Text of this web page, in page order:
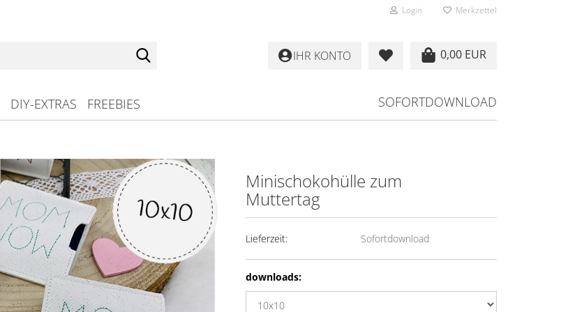
Login Merkzettel
0,00 EUR
IHR KONTO
DIY-EXTRAS FREEBIES SOFORTDOWNLOAD
Minischokohülle zum
Muttertag
Lieferzeit: Sofortdownload
downloads: